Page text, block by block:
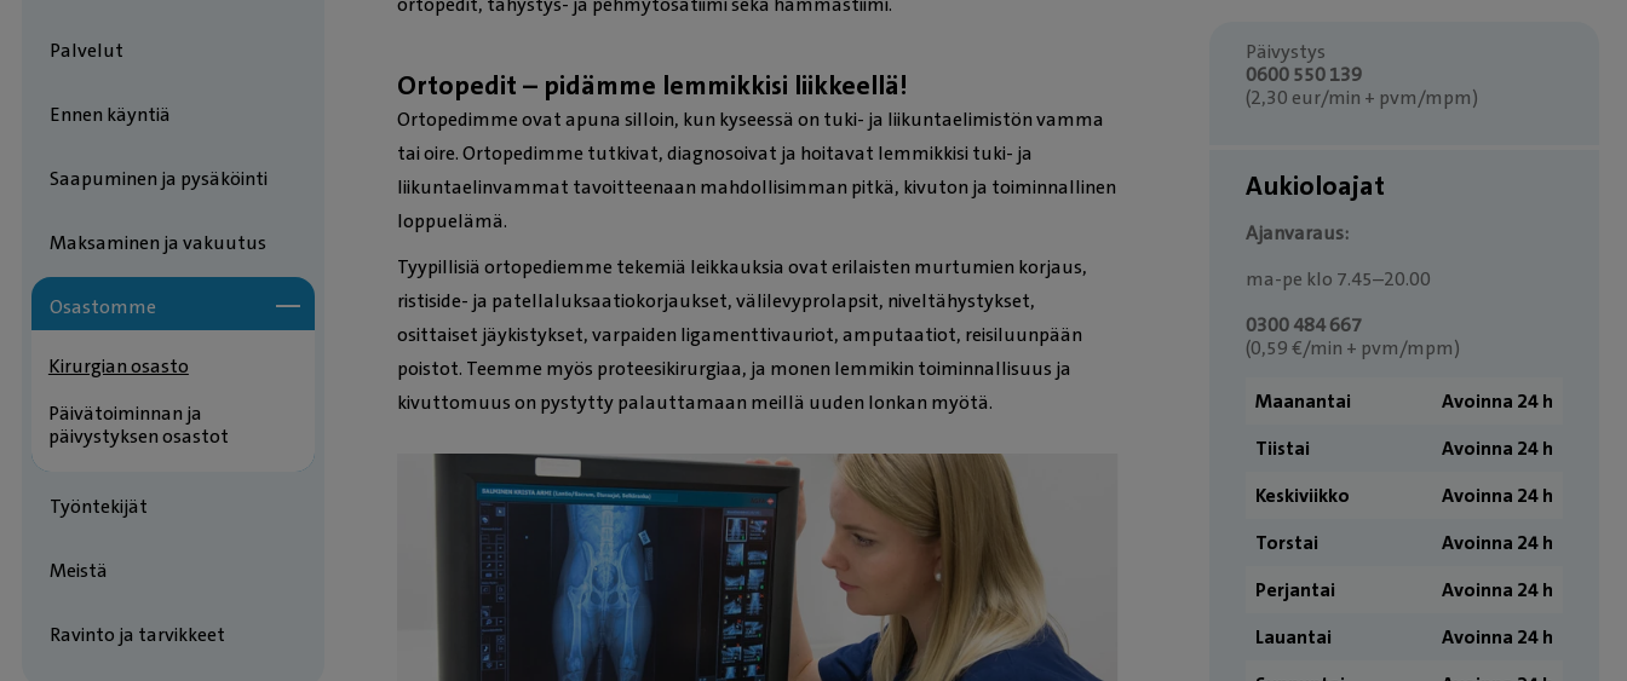
Palvelut
Ennen käyntiä
Saapuminen ja pysäköinti
Maksaminen ja vakuutus
Osastomme
Kirurgian osasto
Päivätoiminnan ja
päivystyksen osastot
Työntekijät
Meistä
Ravinto ja tarvikkeet
Ortopedit – pidämme lemmikkisi liikkeellä!
Ortopedimme ovat apuna silloin, kun kyseessä on tuki- ja liikuntaelimistön vamma
tai oire. Ortopedimme tutkivat, diagnosoivat ja hoitavat lemmikkisi tuki- ja
liikuntaelinvammat tavoitteenaan mahdollisimman pitkä, kivuton ja toiminnallinen
loppuelämä.
Tyypillisiä ortopediemme tekemiä leikkauksia ovat erilaisten murtumien korjaus,
ristiside- ja patellaluksaatiokorjaukset, välilevyprolapsit, niveltähystykset,
osittaiset jäykistykset, varpaiden ligamenttivauriot, amputaatiot, reisiluunpään
poistot. Teemme myös proteesikirurgiaa, ja monen lemmikin toiminnallisuus ja
kivuttomuus on pystytty palauttamaan meillä uuden lonkan myötä.
Päivystys
0600 550 139
(2,30 eur/min + pvm/mpm)
Aukioloajat
Ajanvaraus:
ma-pe klo 7.45–20.00
0300 484 667
(0,59 €/min + pvm/mpm)
Maanantai
Avoinna 24 h
Tiistai
Avoinna 24 h
Keskiviikko
Avoinna 24 h
Torstai
Avoinna 24 h
Perjantai
Avoinna 24 h
Lauantai
Avoinna 24 h